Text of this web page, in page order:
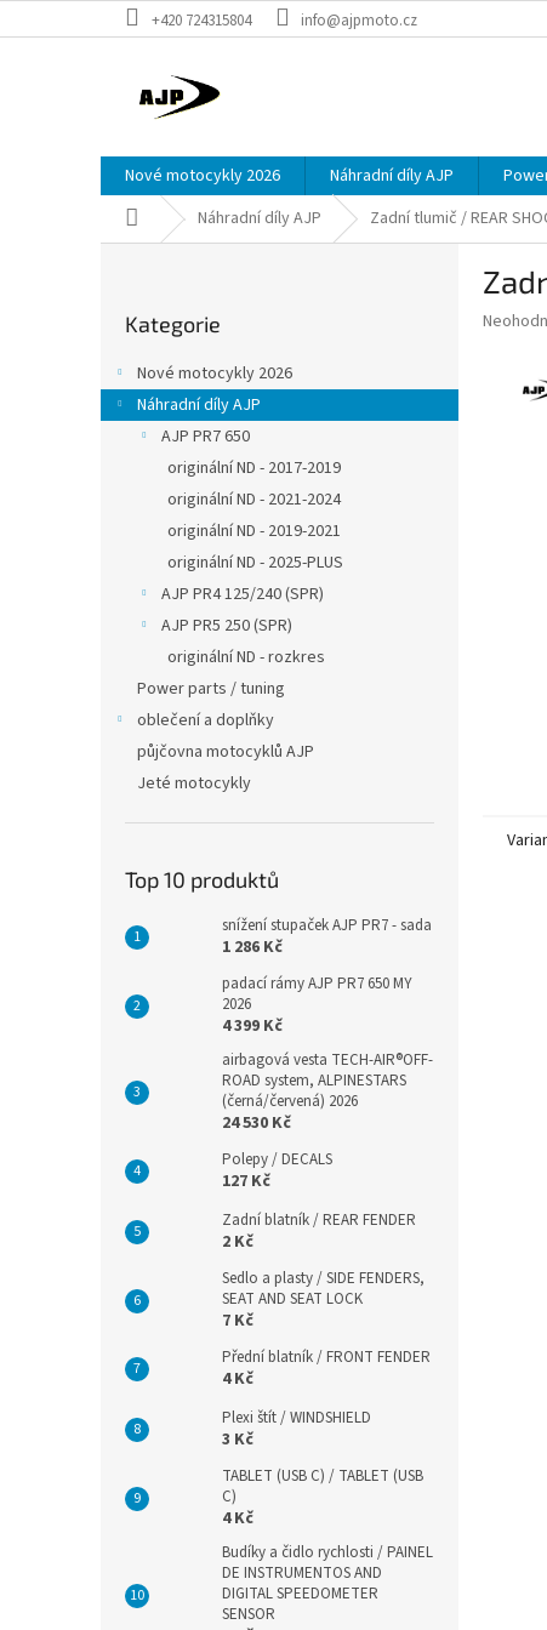
na
+420 724315804 info@ajpmoto.cz
Nové motocykly 2026 Náhradní díly AJP
Domů Náhradní díly AJP Zadní tlumič / REAR
a
n
kategorie
Kategorie
Nové motocykly 2026
Náhradní díly AJP
AJP PR7 650
originální ND - 2017-2019
originální ND - 2021-2024
originální ND - 2019-2021
originální ND - 2025-PLUS
AJP PR4 125/240 (SPR)
AJP PR5 250 (SPR)
originální ND - rozkres
Power parts / tuning
oblečení a doplňky
půjčovna motocyklů AJP
Jeté motocykly
Top 10 produktů
snížení stupaček AJP PR7 - sada
1 286 Kč
padací rámy AJP PR7 650 MY
2026
4 399 Kč
airbagová vesta TECH-AIR®OFF-
ROAD system, ALPINESTARS
(černá/červená) 2026
24 530 Kč
Polepy / DECALS
127 Kč
Zadní blatník / REAR FENDER
2 Kč
Sedlo a plasty / SIDE FENDERS,
SEAT AND SEAT LOCK
7 Kč
Přední blatník / FRONT FENDER
4 Kč
Plexi štít / WINDSHIELD
3 Kč
TABLET (USB C) / TABLET (USB
C)
4 Kč
Budíky a čidlo rychlosti / PAINEL
DE INSTRUMENTOS AND
DIGITAL SPEEDOMETER
SENSOR